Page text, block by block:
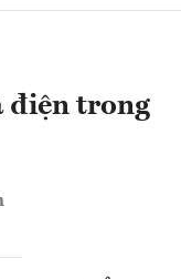
điện trong